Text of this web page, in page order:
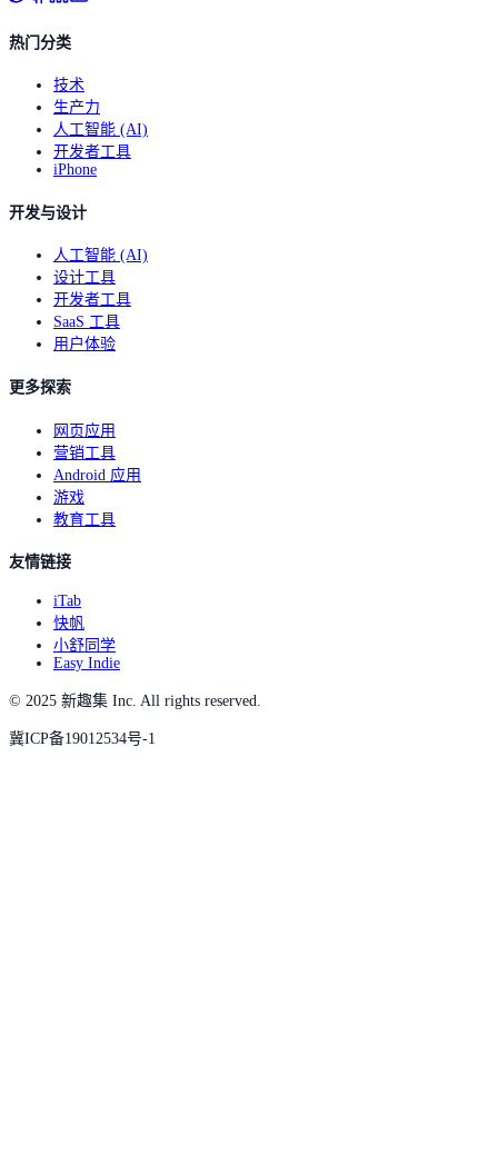
热门分类
技术
生产力
人工智能 (AI)
开发者工具
iPhone
开发与设计
人工智能 (AI)
设计工具
开发者工具
SaaS 工具
用户体验
更多探索
网页应用
营销工具
Android 应用
游戏
教育工具
友情链接
iTab
快帆
小舒同学
Easy Indie
© 2025 新趣集 Inc. All rights reserved.
冀ICP备19012534号-1